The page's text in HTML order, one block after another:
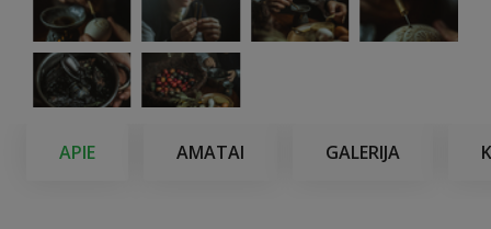
APIE AMATAI GALERIJA